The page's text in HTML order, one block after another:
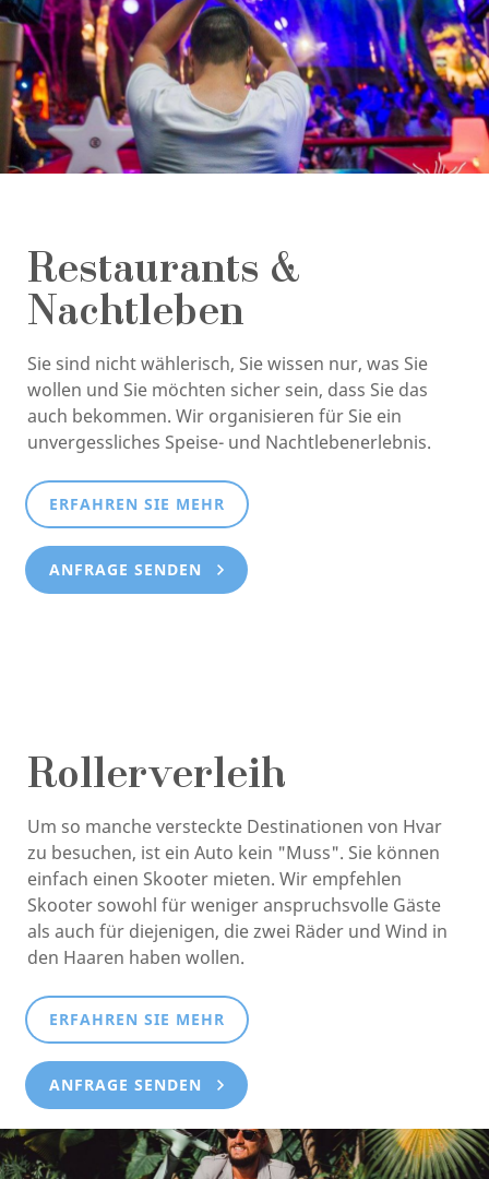
Restaurants &
Nachtleben
Sie sind nicht wählerisch, Sie wissen nur, was Sie
wollen und Sie möchten sicher sein, dass Sie das
auch bekommen. Wir organisieren für Sie ein
unvergessliches Speise- und Nachtlebenerlebnis.
ERFAHREN SIE MEHR
ANFRAGE SENDEN
Rollerverleih
Um so manche versteckte Destinationen von Hvar
zu besuchen, ist ein Auto kein "Muss". Sie können
einfach einen Skooter mieten. Wir empfehlen
Skooter sowohl für weniger anspruchsvolle Gäste
als auch für diejenigen, die zwei Räder und Wind in
den Haaren haben wollen.
ERFAHREN SIE MEHR
ANFRAGE SENDEN